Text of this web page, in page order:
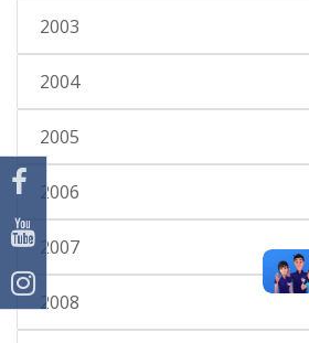
2003
2004
2005
2006
2007
2008